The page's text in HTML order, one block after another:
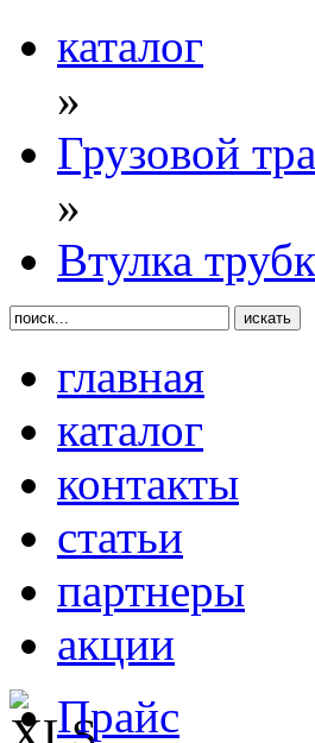
каталог
»
Грузовой
»
Втулка
главная
каталог
контакты
статьи
партнеры
акции
Прайс